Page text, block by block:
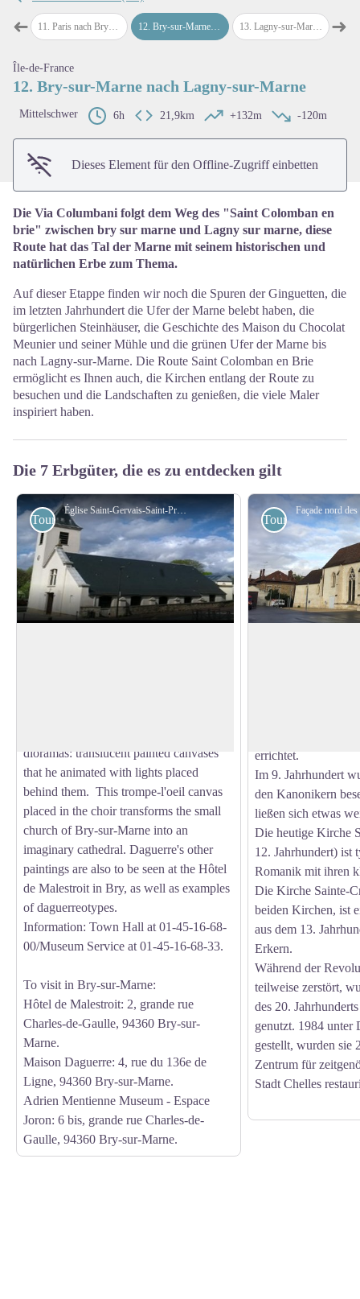
➜map.drawer.prev
11. Paris nach Bry-sur-Marne 12.Bry-sur-Marne nach Lagny-sur-Marne 13. Lagny-sur-Marne nach Meaux 14
➜
Île-de-France
12. Bry-sur-Marne nach Lagny-sur-Marne
Mittelschwer 6h 21,9km +132m -120m
Dieses Element für den Offline-Zugriff einbetten
Die Via Columbani folgt dem Weg des "Saint Colomban en
brie" zwischen bry sur marne und Lagny sur marne, diese
Route hat das Tal der Marne mit seinem historischen und
natürlichen Erbe zum Thema.
Auf dieser Etappe finden wir noch die Spuren der Ginguetten, die
im letzten Jahrhundert die Ufer der Marne belebt haben, die
bürgerlichen Steinhäuser, die Geschichte des Maison du Chocolat
Meunier und seiner Mühle und die grünen Ufer der Marne bis
nach Lagny-sur-Marne. Die Route Saint Colomban en Brie
ermöglicht es Ihnen auch, die Kirchen entlang der Route zu
besuchen und die Landschaften zu genießen, die viele Maler
inspiriert haben.
Die 7 Erbgüter, die es zu entdecken gilt
Église Saint-Gervais-Saint-Protais à Bry-sur-Marne - Association Colomban en Brie
Touristisch
dioramas: translucent painted canvases
that he animated with lights placed
behind them. This trompe-l'oeil canvas
placed in the choir transforms the small
church of Bry-sur-Marne into an
imaginary cathedral. Daguerre's other
paintings are also to be seen at the Hôtel
de Malestroit in Bry, as well as examples
of daguerreotypes.
Information: Town Hall at 01-45-16-68-
00/Museum Service at 01-45-16-68-33.
To visit in Bry-sur-Marne:
Hôtel de Malestroit: 2, grande rue
Charles-de-Gaulle, 94360 Bry-sur-
Marne.
Maison Daguerre: 4, rue du 136e de
Ligne, 94360 Bry-sur-Marne.
Adrien Mentienne Museum - Espace
Joron: 6 bis, grande rue Charles-de-
Gaulle, 94360 Bry-sur-Marne.
Touristisch
errichtet.
Im 9. Jahrhundert
den Kanonikern
ließen sich etwas
Die heutige Kirche
12. Jahrhundert) ist
Romanik mit ihren
Die Kirche Sainte-
beiden Kirchen, ist
aus dem 13.
Erkern.
Während der
teilweise zerstört,
des 20.
genutzt. 1984 unter
gestellt, wurden sie
Zentrum für
Stadt Chelles